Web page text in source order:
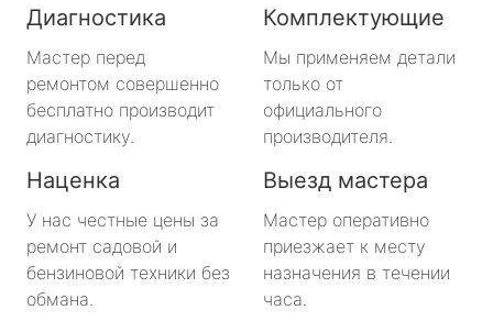
Диагностика
Мастер перед
ремонтом совершенно
бесплатно производит
диагностику.
Комплектующие
Мы применяем детали
только от
официального
производителя.
Наценка
У нас честные цены за
ремонт садовой и
бензиновой техники без
обмана.
Выезд мастера
Мастер оперативно
приезжает к месту
назначения в течении
часа.